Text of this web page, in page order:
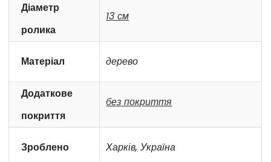
Діаметр
ролика
13 см
Матеріал дерево
Додаткове
покриття
без покриття
Зроблено Харків, Україна